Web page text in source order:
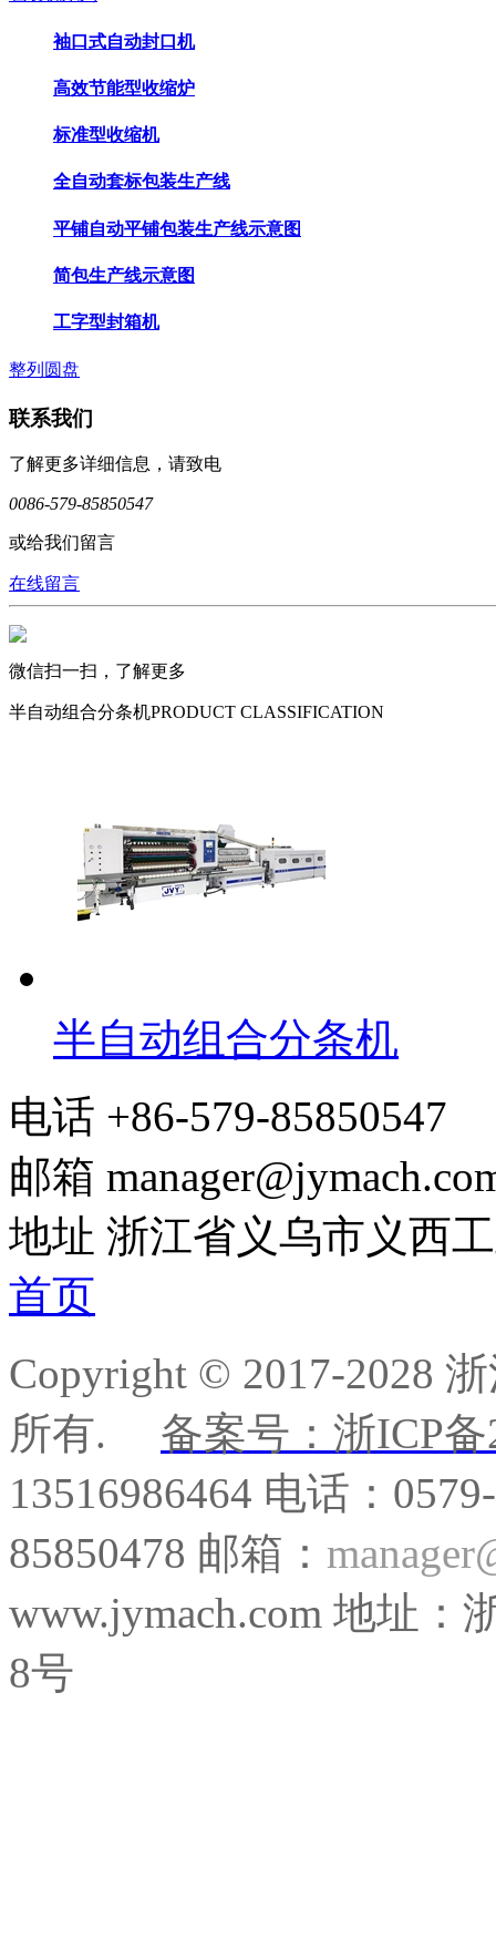
袖口式自动封口机
高效节能型收缩炉
标准型收缩机
全自动套标包装生产线
平铺自动平铺包装生产线示意图
简包生产线示意图
工字型封箱机
整列圆盘
联系我们
了解更多详细信息，请致电
0086-579-85850547
或给我们留言
在线留言
微信扫一扫，了解更多
半自动组合分条机PRODUCT CLASSIFICATION
半自动组合分条机
电话 +86-579-85850547
邮箱
地址 浙江省义乌市义西
首页
Copyright © 2017-2028
所有.
备案号：浙ICP备
13516986464 电话：
85850478 邮箱：
www.jymach.com 地址：
8号